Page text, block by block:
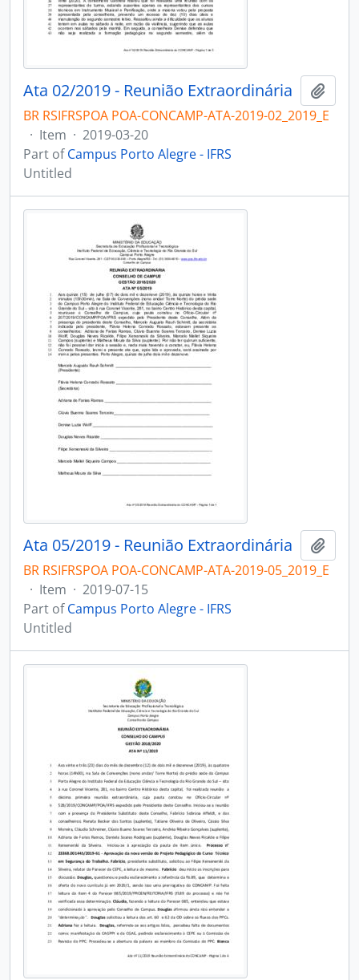
Ata 02/2019 - Reunião Extraordinária
BR RSIFRSPOA POA-CONCAMP-ATA-2019-02_2019_E
· Item · 2019-03-20
Part ofCampus Porto Alegre - IFRS
Untitled
Ata 05/2019 - Reunião Extraordinária
BR RSIFRSPOA POA-CONCAMP-ATA-2019-05_2019_E
· Item · 2019-07-15
Part ofCampus Porto Alegre - IFRS
Untitled